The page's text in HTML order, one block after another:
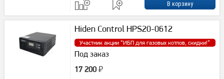
Hiden Control HPS20-0612
Участник акции “ИБП для газовых котлов, скидки!”
Под заказ
17 200 ₽